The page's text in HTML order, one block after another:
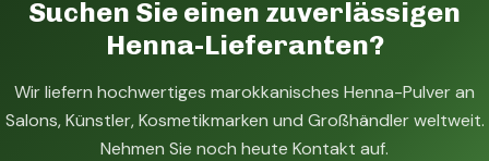
Suchen Sie einen zuverlässigen
Henna-Lieferanten?
Wir liefern hochwertiges marokkanisches Henna-Pulver an
Salons, Künstler, Kosmetikmarken und Großhändler weltweit.
Nehmen Sie noch heute Kontakt auf.